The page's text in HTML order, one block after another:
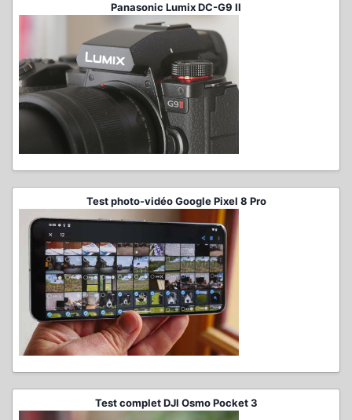
Panasonic Lumix DC-G9 II
Test photo-vidéo Google Pixel 8 Pro
Test complet DJI Osmo Pocket 3